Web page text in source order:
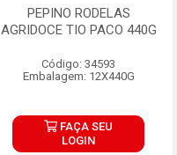
PEPINO RODELAS
AGRIDOCE TIO PACO 440G
Código: 34593
Embalagem: 12X440G
FAÇA SEU
LOGIN